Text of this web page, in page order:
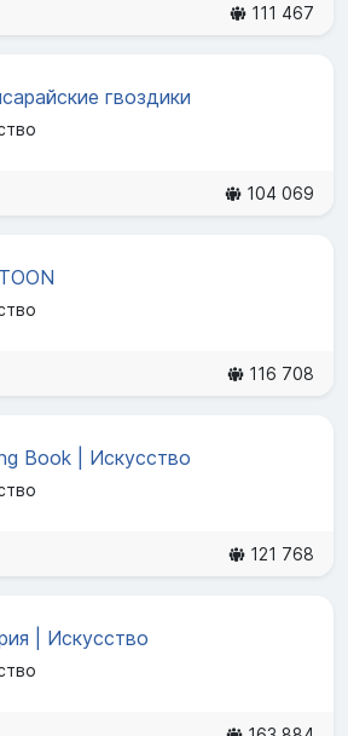
111 467
гвоздики
104 069
116 708
Book | Искусство
121 768
| Искусство